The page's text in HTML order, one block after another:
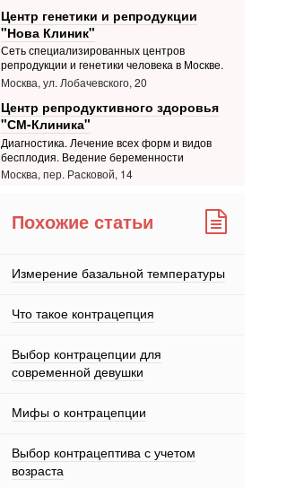
Центр генетики и репродукции
"Нова Клиник"
Сеть специализированных центров
репродукции и генетики человека в Москве.
Москва, ул. Лобачевского, 20
Центр репродуктивного здоровья
"СМ-Клиника"
Диагностика. Лечение всех форм и видов
бесплодия. Ведение беременности
Москва, пер. Расковой, 14
Похожие статьи
Измерение базальной температуры
Что такое контрацепция
Выбор контрацепции для
современной девушки
Мифы о контрацепции
Выбор контрацептива с учетом
возраста